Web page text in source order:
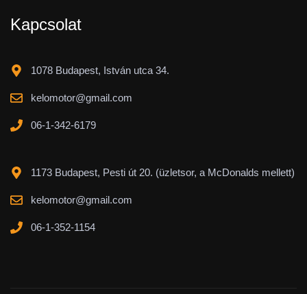
Kapcsolat
1078 Budapest, István utca 34.
kelomotor@gmail.com
06-1-342-6179
1173 Budapest, Pesti út 20. (üzletsor, a McDonalds mellett)
kelomotor@gmail.com
06-1-352-1154